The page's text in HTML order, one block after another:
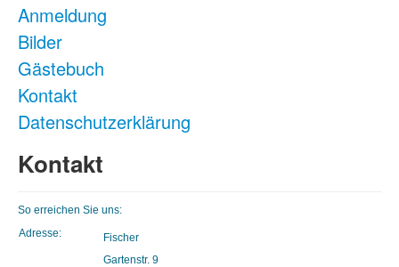
Anmeldung
Bilder
Gästebuch
Kontakt
Datenschutzerklärung
Kontakt
So erreichen Sie uns:
Adresse:
Fischer
Gartenstr. 9